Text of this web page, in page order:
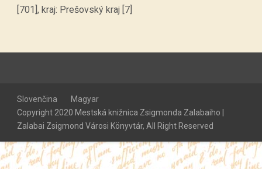
[701], kraj: Prešovský kraj [7]
Slovenčina
Magyar
Copyright 2020 Mestská knižnica Zsigmonda Zalabaiho |
Zalabai Zsigmond Városi Könyvtár, All Right Reserved